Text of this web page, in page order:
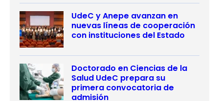
UdeC y Anepe avanzan en
nuevas líneas de cooperación
con instituciones del Estado
Doctorado en Ciencias de la
Salud UdeC prepara su
primera convocatoria de
admisión